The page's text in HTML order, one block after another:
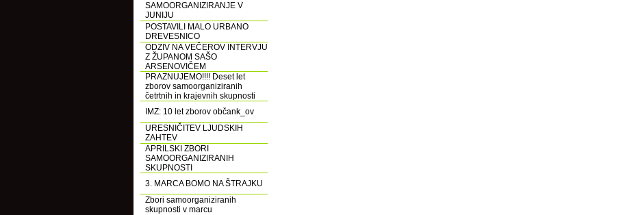
SAMOORGANIZIRANJE V
JUNIJU
POSTAVILI MALO URBANO
DREVESNICO
ODZIV NA VEČEROV INTERVJU
Z ŽUPANOM SAŠO
ARSENOVIČEM
PRAZNUJEMO!!!! Deset let
zborov samoorganiziranih
četrtnih in krajevnih skupnosti
IMZ: 10 let zborov občank_ov
URESNIČITEV LJUDSKIH
ZAHTEV
APRILSKI ZBORI
SAMOORGANIZIRANIH
SKUPNOSTI
3. MARCA BOMO NA ŠTRAJKU
Zbori samoorganiziranih
skupnosti v marcu